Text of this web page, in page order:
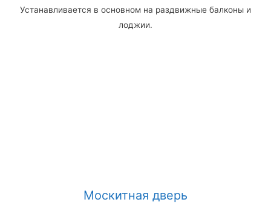
Устанавливается в основном на раздвижные балконы и
лоджии.
Москитная дверь